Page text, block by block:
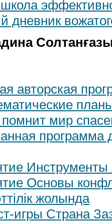
дневник
авторская
помнит мир
программа
Основы
жолында
игры Страна